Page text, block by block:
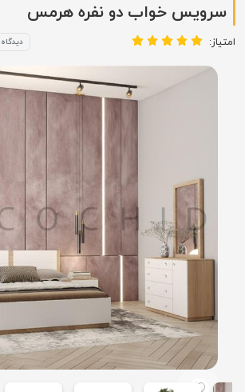
سرویس خواب دو نفره هرمس
امتیاز: دیدگاه